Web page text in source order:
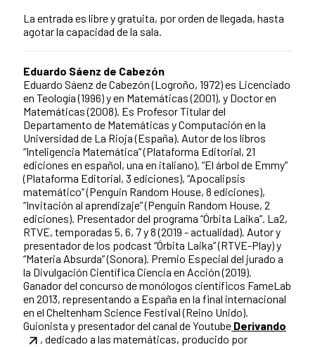
La entrada es libre y gratuita, por orden de llegada, hasta
agotar la capacidad de la sala.
Eduardo Sáenz de Cabezón
Eduardo Sáenz de Cabezón (Logroño, 1972) es Licenciado
en Teología (1996) y en Matemáticas (2001), y Doctor en
Matemáticas (2008). Es Profesor Titular del
Departamento de Matemáticas y Computación en la
Universidad de La Rioja (España). Autor de los libros
“Inteligencia Matemática” (Plataforma Editorial, 21
ediciones en español, una en italiano), “El árbol de Emmy”
(Plataforma Editorial, 3 ediciones), “Apocalipsis
matemático” (Penguin Random House, 8 ediciones),
“Invitación al aprendizaje” (Penguin Random House, 2
ediciones). Presentador del programa “Órbita Laika”. La2,
RTVE, temporadas 5, 6, 7 y 8 (2019 - actualidad). Autor y
presentador de los podcast “Órbita Laika” (RTVE-Play) y
“Materia Absurda” (Sonora). Premio Especial del jurado a
la Divulgación Científica Ciencia en Acción (2019).
Ganador del concurso de monólogos científicos FameLab
en 2013, representando a España en la final internacional
en el Cheltenham Science Festival (Reino Unido).
Guionista y presentador del canal de Youtube Derivando
, dedicado a las matemáticas, producido por